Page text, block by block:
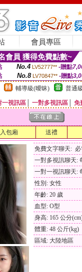
會員專區
會員 獲得免費點數~
No.4 LV52777** -贈點
No.8 LV70847** -贈點
輔導級(曖昧) 普通
一視訊區 一對多視訊區 免
包廂 送禮
免費文字聊天:
一對多視訊聊天:
一對一視訊聊天:
性別: 女性
年齡: 20 歲
血型: O型
身高: 165 公分
體重: 48 公斤(kg)
區域: 大陸地區